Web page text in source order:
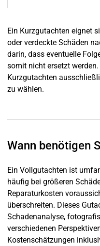
Ein Kurzgutachten eignet
oder verdeckte Schäden
darin, dass eventuelle
somit nicht ersetzt
Kurzgutachten
zu wählen.
Wann benötigen
Ein Vollgutachten ist
häufig bei größeren
Reparaturkosten
überschreiten. Dieses
Schadenanalyse,
verschiedenen
Kostenschätzungen